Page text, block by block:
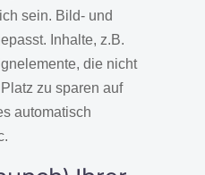
sein. Bild- und
Inhalte, z.B.
die nicht
zu sparen auf
automatisch